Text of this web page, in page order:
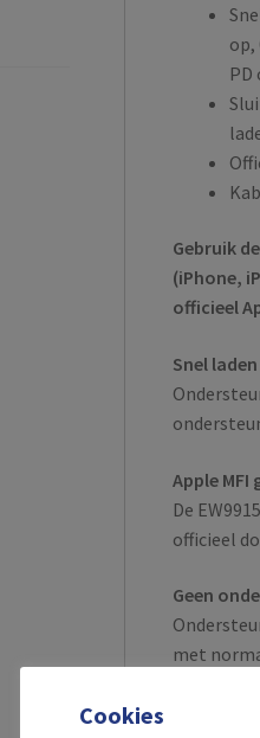
op,
Gebruik
(iPhone,
officieel
Snel
Apple
De
officieel
Geen
met
Cookies